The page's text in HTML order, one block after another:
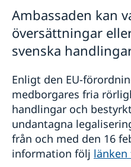
Pass i Ungern
Boka tid för pass och
Pass och nationellt ID-
Pass och nationellt ID-kort
Hjälp kring medborgarskap
Gifta sig i Ungern
Avgifter
Reseinformation
Ambassadens
Aktuella händelser
Allmänna säkerhetsläget
Terrorism
Naturförhållanden och
Service för svenska
Ambassaden kan
översättningar
svenska
Enligt den EU-
medborgares fria
handlingar och
undantagna
från och med den 16
information följ